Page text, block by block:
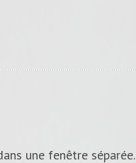
une fenêtre séparée.